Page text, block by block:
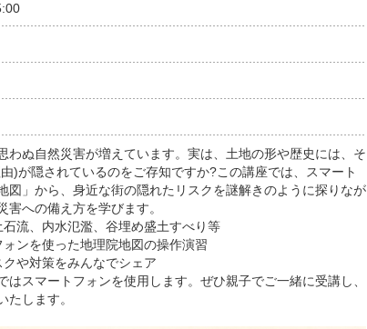
わぬ自然災害が増えています。実は、土地の形や歴史には、そ
)が隠されているのをご存知ですか?この講座では、スマート
図」から、身近な街の隠れたリスクを謎解きのように探りなが
害への備え方を学びます。
石流、内水氾濫、谷埋め盛土すべり等
ォンを使った地理院地図の操作演習
クや対策をみんなでシェア
はスマートフォンを使用します。ぜひ親子でご一緒に受講し、
たします。